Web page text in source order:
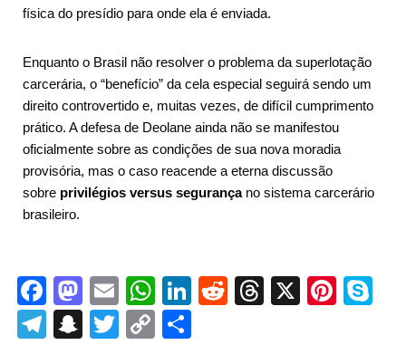
física do presídio para onde ela é enviada.
Enquanto o Brasil não resolver o problema da superlotação
carcerária, o “benefício” da cela especial seguirá sendo um
direito controvertido e, muitas vezes, de difícil cumprimento
prático. A defesa de Deolane ainda não se manifestou
oficialmente sobre as condições de sua nova moradia
provisória, mas o caso reacende a eterna discussão
sobre privilégios versus segurançano sistema carcerário
brasileiro.
F
a
c
M
a
st
E
m
ail
W
h
at
Li
R
T
X
Pi
T
S
T
C